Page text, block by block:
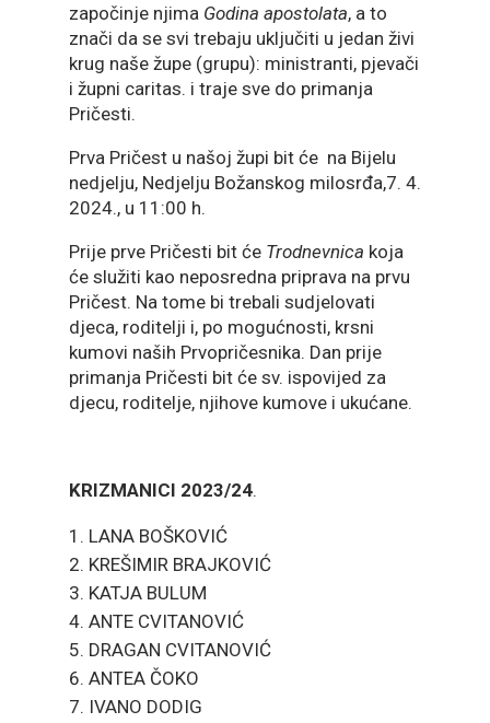
započinje njima Godina apostolata, a to
znači da se svi trebaju uključiti u jedan živi
krug naše župe (grupu): ministranti, pjevači
i župni caritas. i traje sve do primanja
Pričesti.
Prva Pričest u našoj župi bit će na Bijelu
nedjelju, Nedjelju Božanskog milosrđa,7. 4.
2024., u 11:00 h.
Prije prve Pričesti bit će Trodnevnica koja
će služiti kao neposredna priprava na prvu
Pričest. Na tome bi trebali sudjelovati
djeca, roditelji i, po mogućnosti, krsni
kumovi naših Prvopričesnika. Dan prije
primanja Pričesti bit će sv. ispovijed za
djecu, roditelje, njihove kumove i ukućane.
KRIZMANICI 2023/24.
LANA BOŠKOVIĆ
KREŠIMIR BRAJKOVIĆ
KATJA BULUM
ANTE CVITANOVIĆ
DRAGAN CVITANOVIĆ
ANTEA ČOKO
IVANO DODIG